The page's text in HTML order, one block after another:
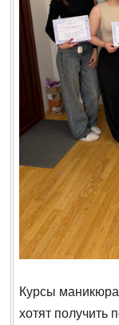
Курсы
хотят получить